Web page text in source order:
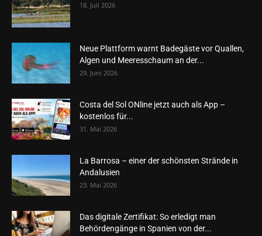
18. Juli 2026
Neue Plattform warnt Badegäste vor Quallen,
Algen und Meeresschaum an der...
29. Juni 2026
Costa del Sol ONline jetzt auch als App –
kostenlos für...
31. Mai 2026
La Barrosa – einer der schönsten Strände in
Andalusien
23. Mai 2026
Das digitale Zertifikat: So erledigt man
Behördengänge in Spanien von der...